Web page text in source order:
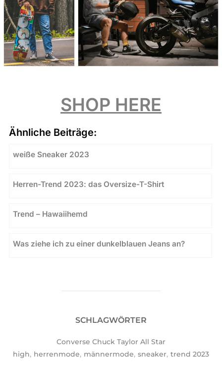
SHOP HERE
Ähnliche Beiträge:
weiße Sneaker 2023
Herren-Trend 2023: das Oversize-T-Shirt
Trend – Hawaiihemd
Was ziehe ich zu einer dunkelblauen Jeans an?
SCHLAGWÖRTER
Converse Chuck Taylor All Star
high, herrenmode, männermode, sneaker, trend 2023